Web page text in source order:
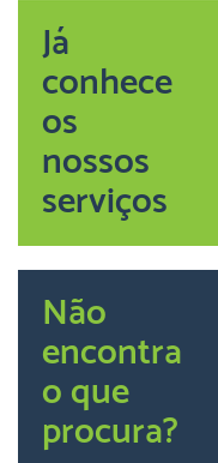
Já
conhece
os
nossos
serviços
Não
encontra
o que
procura?